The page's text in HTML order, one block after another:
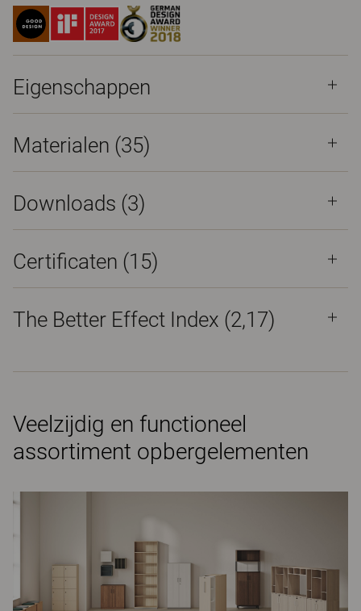
Eigenschappen
Materialen (35)
Downloads (3)
Certificaten (15)
The Better Effect Index (2,17)
Veelzijdig en functioneel
assortiment opbergelementen